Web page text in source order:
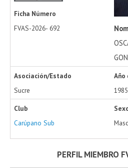
Ficha Número
FVAS-2026- 692
Asociación/Estado
Sucre
Año
1985
Club
Carúpano Sub
PERFIL MIEMBRO